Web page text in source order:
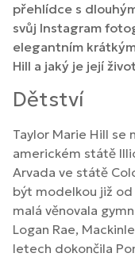
přehlídce s
svůj Instagram
elegantním
Hill a jaký je její
Dětství
Taylor Marie Hill se
americkém státě
Arvada ve státě
být modelkou již od
malá věnovala
Logan Rae,
letech dokončila